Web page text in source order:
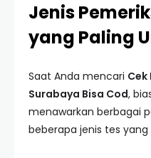
Jenis
yang Paling
Saat Anda mencari Cek
Surabaya Bisa Cod,
menawarkan berbagai
beberapa jenis tes yang